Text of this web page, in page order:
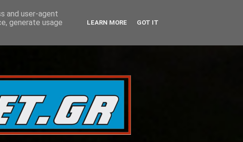
and user-agent
generate usage
LEARN MORE GOT IT